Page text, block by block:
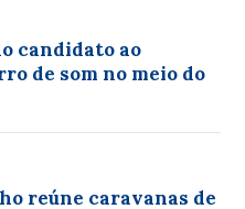
candidato ao
de som no meio do
reúne caravanas de